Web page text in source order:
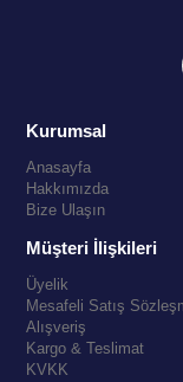
Kurumsal
Anasayfa
Hakkımızda
Bize Ulaşın
Müşteri İlişkileri
Üyelik
Mesafeli Satış
Alışveriş
Kargo & Teslimat
KVKK